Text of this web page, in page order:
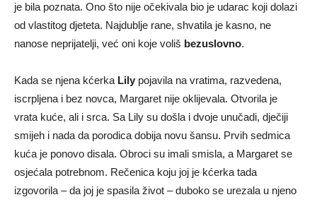
je bila poznata. Ono što nije očekivala bio je udarac koji dolazi
od vlastitog djeteta. Najdublje rane, shvatila je kasno, ne
nanose neprijatelji, već oni koje voliš bezuslovno.
Kada se njena kćerka Lily pojavila na vratima, razvedena,
iscrpljena i bez novca, Margaret nije oklijevala. Otvorila je
vrata kuće, ali i srca. Sa Lily su došla i dvoje unučadi, dječiji
smijeh i nada da porodica dobija novu šansu. Prvih sedmica
kuća je ponovo disala. Obroci su imali smisla, a Margaret se
osjećala potrebnom. Rečenica koju joj je kćerka tada
izgovorila – da joj je spasila život – duboko se urezala u njeno